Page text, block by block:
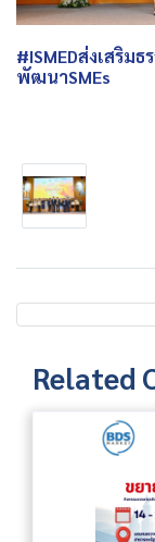
#ISMEDส่งเสริม
พัฒนาSMEs
Related